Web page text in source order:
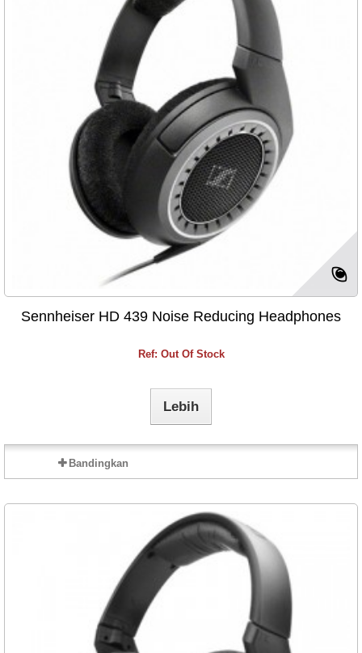
Sennheiser HD 439 Noise Reducing Headphones
Ref: Out Of Stock
Lebih
Bandingkan